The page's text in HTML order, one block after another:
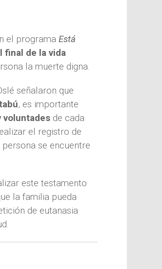
el programa Está
final de la vida
la muerte digna.
señalaron que
, es importante
voluntadesde cada
el registro de
se encuentre
este testamento
la familia pueda
de eutanasia